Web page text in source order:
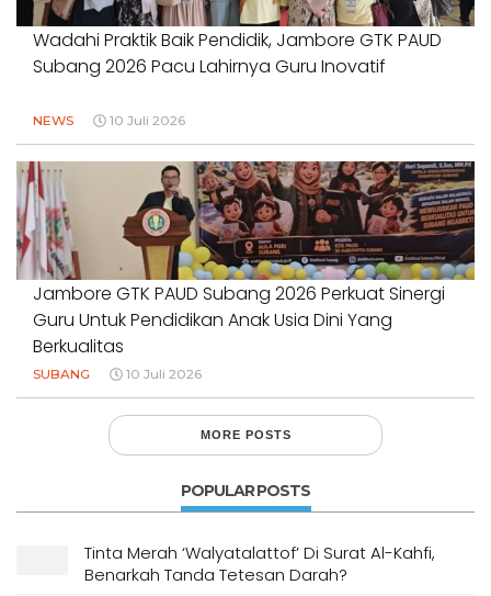
Wadahi Praktik Baik Pendidik, Jambore GTK PAUD
Subang 2026 Pacu Lahirnya Guru Inovatif
NEWS 10 Juli 2026
Jambore GTK PAUD Subang 2026 Perkuat Sinergi
Guru Untuk Pendidikan Anak Usia Dini Yang
Berkualitas
SUBANG 10 Juli 2026
MORE POSTS
POPULAR POSTS
Tinta Merah ‘Walyatalattof’ Di Surat Al-Kahfi,
Benarkah Tanda Tetesan Darah?